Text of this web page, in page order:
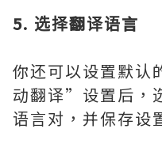
5. 选择翻译语言
你还可以设置默认
动翻译”设置后，
语言对，并保存设